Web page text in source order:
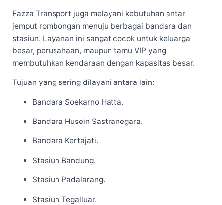
Fazza Transport juga melayani kebutuhan antar
jemput rombongan menuju berbagai bandara dan
stasiun. Layanan ini sangat cocok untuk keluarga
besar, perusahaan, maupun tamu VIP yang
membutuhkan kendaraan dengan kapasitas besar.
Tujuan yang sering dilayani antara lain:
Bandara Soekarno Hatta.
Bandara Husein Sastranegara.
Bandara Kertajati.
Stasiun Bandung.
Stasiun Padalarang.
Stasiun Tegalluar.